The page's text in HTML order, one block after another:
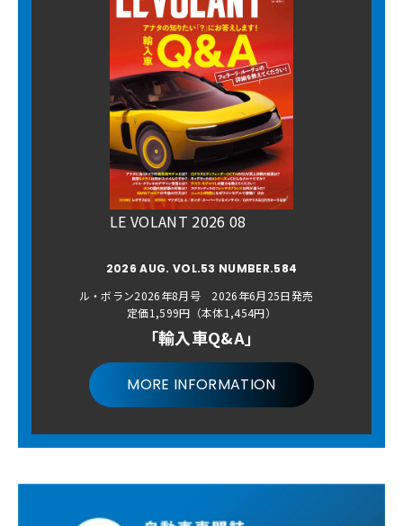
LE VOLANT 2026 08
2026 AUG. VOL.53 NUMBER.584
ル・ボラン2026年8月号 2026年6月25日発売
定価1,599円（本体1,454円）
「輸入車Q&A」
MORE INFORMATION